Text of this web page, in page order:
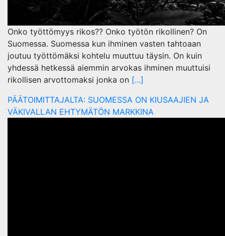
Onko työttömyys rikos?? Onko työtön rikollinen? On
Suomessa. Suomessa kun ihminen vasten tahtoaan
joutuu työttömäksi kohtelu muuttuu täysin. On kuin
yhdessä hetkessä aiemmin arvokas ihminen muuttuisi
rikollisen arvottomaksi jonka on [...]
PÄÄTOIMITTAJALTA: SUOMESSA ON KIUSAAJIEN JA
VÄKIVALLAN EHTYMÄTÖN MARKKINA